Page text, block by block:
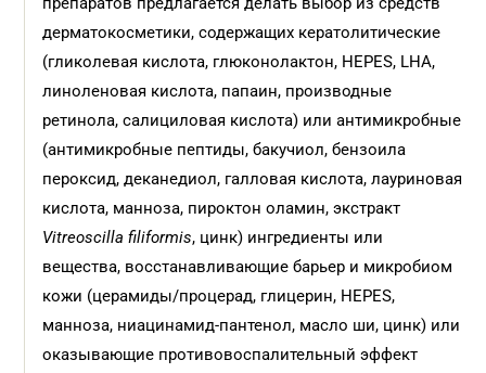
дерматокосметики, содержащих кератолитические
(гликолевая кислота, глюконолактон, HEPES, LHA,
линоленовая кислота, папаин, производные
ретинола, салициловая кислота) или антимикробные
(антимикробные пептиды, бакучиол, бензоила
пероксид, деканедиол, галловая кислота, лауриновая
кислота, манноза, пироктон оламин, экстракт
Vitreoscilla filiformis, цинк) ингредиенты или
вещества, восстанавливающие барьер и микробиом
кожи (церамиды/процерад, глицерин, HEPES,
манноза, ниацинамид-пантенол, масло ши, цинк) или
оказывающие противовоспалительный эффект